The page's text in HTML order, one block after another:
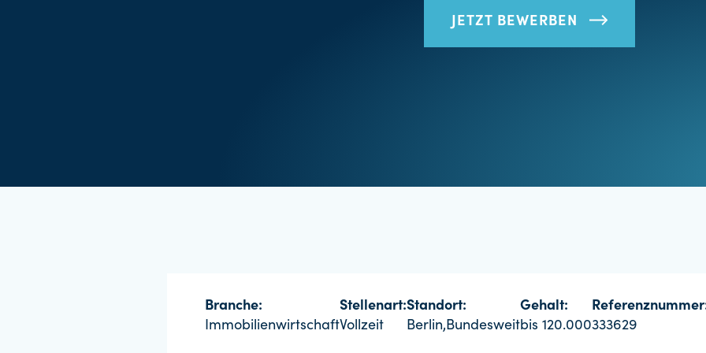
JETZT BEWERBEN
Branche:
Immobilienwirtschaft
Stellenart:
Vollzeit
Standort:
Berlin,Bundesweit
Gehalt:
bis 120.000333629